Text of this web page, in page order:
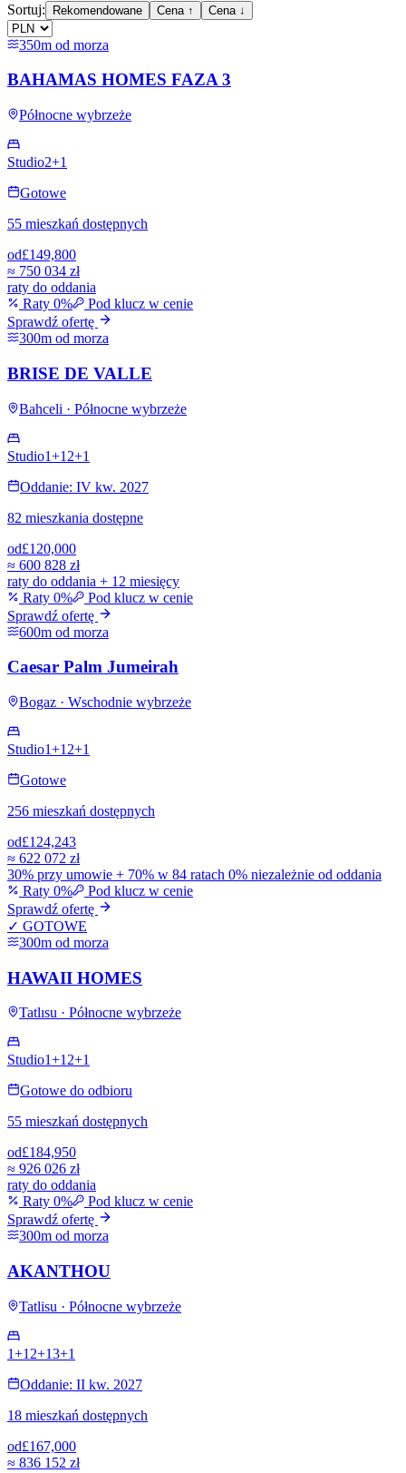
Sortuj: Rekomendowane Cena ↑ Cena ↓
350m od morza
BAHAMAS HOMES FAZA 3
Północne wybrzeże
Studio2+1
Gotowe
55 mieszkań dostępnych
od£149,800
≈ 750 034 zł
raty do oddania
Raty 0%
Pod klucz w cenie
Sprawdź ofertę
300m od morza
BRISE DE VALLE
Bahceli · Północne wybrzeże
Studio1+1 2+1
Oddanie: IV kw. 2027
82 mieszkania dostępne
od£120,000
≈ 600 828 zł
raty do oddania + 12 miesięcy
Raty 0%
Pod klucz w cenie
Sprawdź ofertę
600m od morza
Caesar Palm Jumeirah
Bogaz · Wschodnie wybrzeże
Studio1+1 2+1
Gotowe
256 mieszkań dostępnych
od£124,243
≈ 622 072 zł
30% przy umowie + 70% w 84 ratach 0% niezależnie od oddania
Raty 0%
Pod klucz w cenie
Sprawdź ofertę
✓ GOTOWE
300m od morza
HAWAII HOMES
Tatlısu · Północne wybrzeże
Studio1+1 2+1
Gotowe do odbioru
55 mieszkań dostępnych
od£184,950
≈ 926 026 zł
raty do oddania
Raty 0%
Pod klucz w cenie
Sprawdź ofertę
300m od morza
AKANTHOU
Tatlisu · Północne wybrzeże
1+1 2+13+1
Oddanie: II kw. 2027
18 mieszkań dostępnych
od£167,000
≈ 836 152 zł